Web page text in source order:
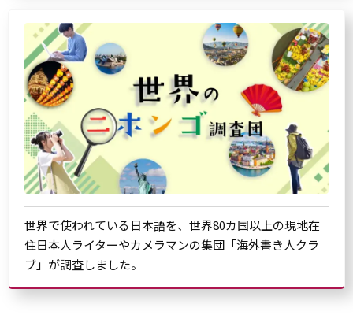
世界で使われている日本語を、世界80カ国以上の現地在
住日本人ライターやカメラマンの集団「海外書き人クラ
ブ」が調査しました。